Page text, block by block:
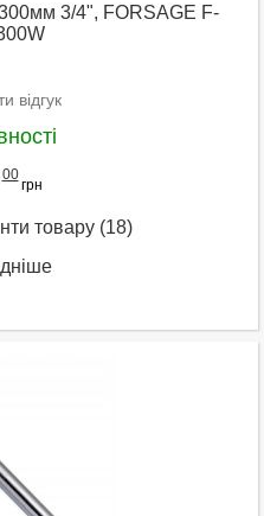
3/4", FORSAGE F-
відгук
00
грн
товару (18)